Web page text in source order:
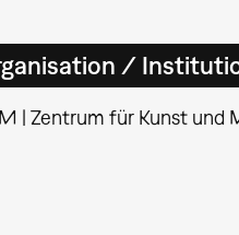
/
| Zentrum für Kunst und